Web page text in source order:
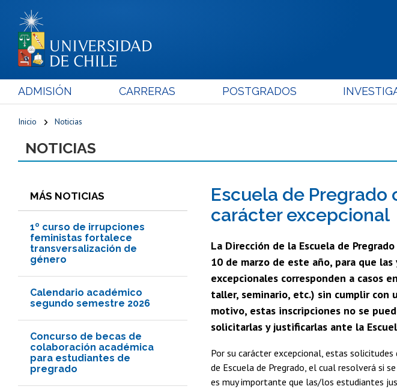
ADMISIÓN CARRERAS POSTGRADOS
Inicio Noticias
NOTICIAS
MÁS NOTICIAS
1º curso de irrupciones
feministas fortalece
transversalización de
género
Calendario académico
segundo semestre 2026
Concurso de becas de
colaboración académica
para estudiantes de
pregrado
Escuela de
carácter excepcional
La Dirección de la Escuela de
10 de marzo de este año, para que
excepcionales corresponden a casos
taller, seminario, etc.) sin cumplir con
motivo, estas inscripciones no se
solicitarlas y justificarlas ante la
Por su carácter excepcional, estas
de Escuela de Pregrado, el cual resolverá si
es muy importante que las/los estudiantes